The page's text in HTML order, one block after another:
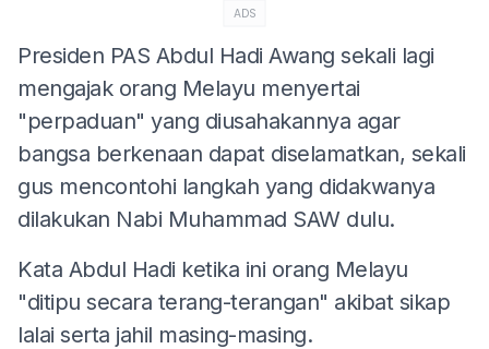
ADS
Presiden PAS Abdul Hadi Awang sekali lagi
mengajak orang Melayu menyertai
"perpaduan" yang diusahakannya agar
bangsa berkenaan dapat diselamatkan, sekali
gus mencontohi langkah yang didakwanya
dilakukan Nabi Muhammad SAW dulu.
Kata Abdul Hadi ketika ini orang Melayu
"ditipu secara terang-terangan" akibat sikap
lalai serta jahil masing-masing.